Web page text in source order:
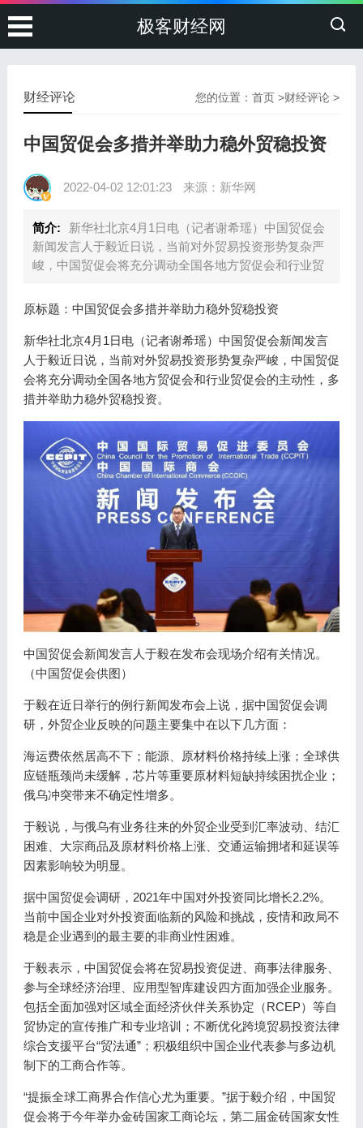
极客财经网
您的位置：首页 >财经评论 >
财经评论
中国贸促会多措并举助力稳外贸稳投资
2022-04-02 12:01:23 来源：新华网
简介:
新华社北京4月1日电（记者谢希瑶）中国贸促会
新闻发言人于毅近日说，当前对外贸易投资形势复杂严
峻，中国贸促会将充分调动全国各地方贸促会和行业贸
原标题：中国贸促会多措并举助力稳外贸稳投资
新华社北京4月1日电（记者谢希瑶）中国贸促会新闻发言
人于毅近日说，当前对外贸易投资形势复杂严峻，中国贸促
会将充分调动全国各地方贸促会和行业贸促会的主动性，多
措并举助力稳外贸稳投资。
中国贸促会新闻发言人于毅在发布会现场介绍有关情况。
（中国贸促会供图）
于毅在近日举行的例行新闻发布会上说，据中国贸促会调
研，外贸企业反映的问题主要集中在以下几方面：
海运费依然居高不下；能源、原材料价格持续上涨；全球供
应链瓶颈尚未缓解，芯片等重要原材料短缺持续困扰企业；
俄乌冲突带来不确定性增多。
于毅说，与俄乌有业务往来的外贸企业受到汇率波动、结汇
困难、大宗商品及原材料价格上涨、交通运输拥堵和延误等
因素影响较为明显。
据中国贸促会调研，2021年中国对外投资同比增长2.2%。
当前中国企业对外投资面临新的风险和挑战，疫情和政局不
稳是企业遇到的最主要的非商业性困难。
于毅表示，中国贸促会将在贸易投资促进、商事法律服务、
参与全球经济治理、应用型智库建设四方面加强企业服务。
包括全面加强对区域全面经济伙伴关系协定（RCEP）等自
贸协定的宣传推广和专业培训；不断优化跨境贸易投资法律
综合支援平台“贸法通”；积极组织中国企业代表参与多边机
制下的工商合作等。
“提振全球工商界合作信心尤为重要。”据于毅介绍，中国贸
促会将于今年举办金砖国家工商论坛，第二届金砖国家女性